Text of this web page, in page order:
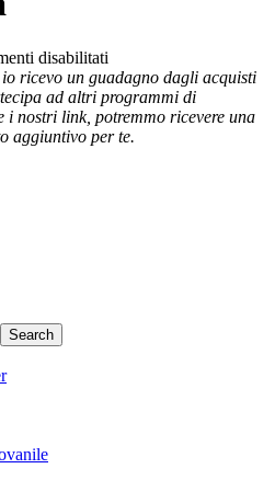
disabilitati
Lactate-
dynamic-
training-
renato-
ricevo un guadagno dagli acquisti
ad altri programmi di
i nostri link, potremmo ricevere una
aggiuntivo per te.
Search